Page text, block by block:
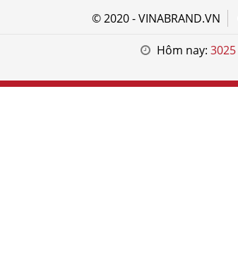
© 2020 - VINABRAND.VN
Hôm nay: 3025